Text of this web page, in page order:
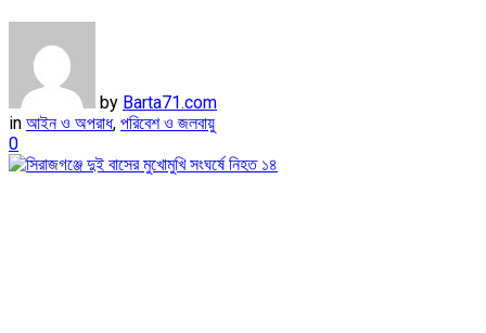
by Barta71.com
in আইন ও অপরাধ, পরিবেশ ও জলবায়ু
0